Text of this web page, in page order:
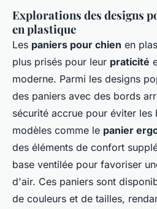
Explorations des designs
en plastique
Les paniers pour chien en
plus prisés pour leur praticité
moderne. Parmi les designs
des paniers avec des bords
sécurité accrue pour éviter les
modèles comme le panier
des éléments de confort
base ventilée pour favoriser
d'air. Ces paniers sont
de couleurs et de tailles,